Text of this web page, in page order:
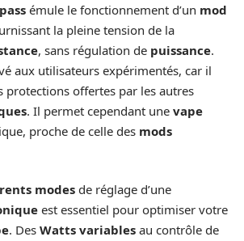
émule le fonctionnement d’un mod
la pleine tension de la
, sans régulation de puissance.
aux utilisateurs expérimentés, car il
protections offertes par les autres
. Il permet cependant une vape
proche de celle des mods
modes de réglage d’une
est essentiel pour optimiser votre
. Des Watts variables au contrôle de